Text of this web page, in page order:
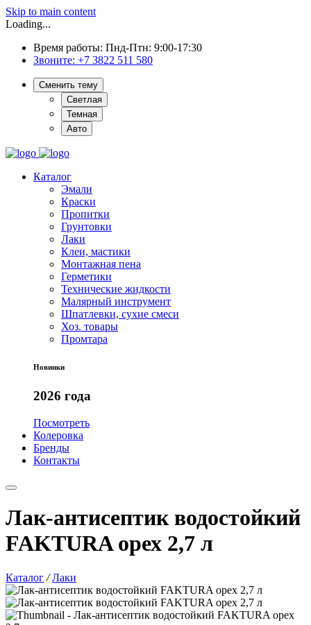
Skip to main content
Loading...
Время работы: Пнд-Птн: 9:00-17:30
Звоните: +7 3822 511 580
Сменить тему
Светлая
Темная
Авто
Каталог
Эмали
Краски
Пропитки
Грунтовки
Лаки
Клеи, мастики
Монтажная пена
Герметики
Технические жидкости
Малярный инструмент
Шпатлевки, сухие смеси
Хоз. товары
Промтара
Новинки
2026 года
Посмотреть
Колеровка
Бренды
Контакты
Лак-антисептик водостойкий
FAKTURA орех 2,7 л
Каталог / Лаки